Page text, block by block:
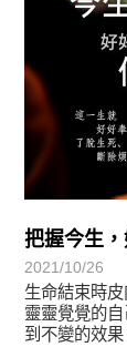
把握今生
2021/10/26
生命結束時
靈靈覺覺的
到不變的效果